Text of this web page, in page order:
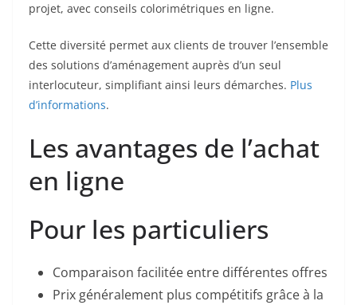
projet, avec conseils colorimétriques en ligne.
Cette diversité permet aux clients de trouver l’ensemble
des solutions d’aménagement auprès d’un seul
interlocuteur, simplifiant ainsi leurs démarches. Plus
d’informations.
Les avantages de l’achat
en ligne
Pour les particuliers
Comparaison facilitée entre différentes offres
Prix généralement plus compétitifs grâce à la